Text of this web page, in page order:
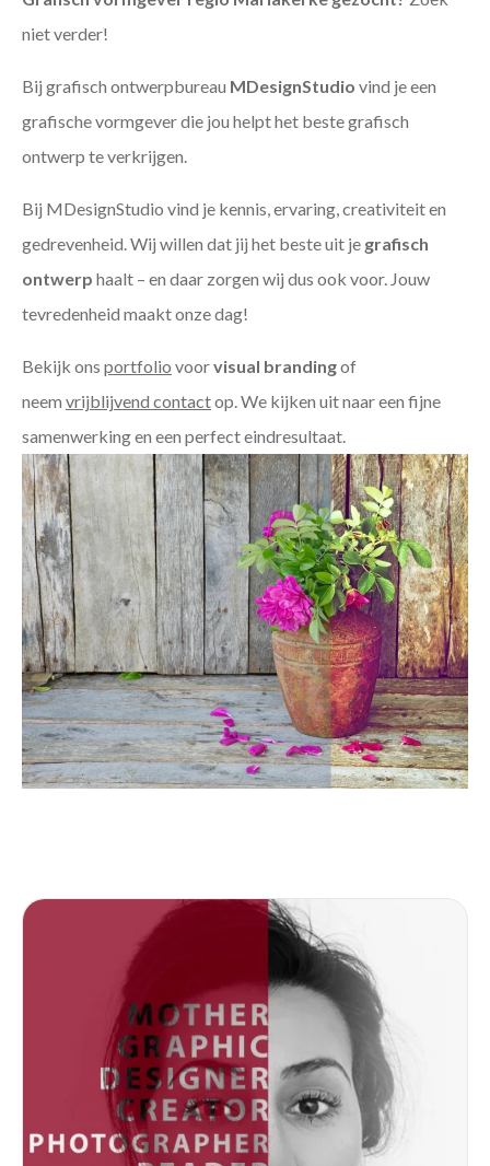
niet verder!
Bij grafisch ontwerpbureau MDesignStudio vind je een
grafische vormgever die jou helpt het beste grafisch
ontwerp te verkrijgen.
Bij MDesignStudio vind je kennis, ervaring, creativiteit en
gedrevenheid. Wij willen dat jij het beste uit je grafisch
ontwerp haalt – en daar zorgen wij dus ook voor. Jouw
tevredenheid maakt onze dag!
Bekijk ons portfolio voorvisual brandingof
neem vrijblijvend contactop. We kijken uit naar een fijne
samenwerking en een perfect eindresultaat.